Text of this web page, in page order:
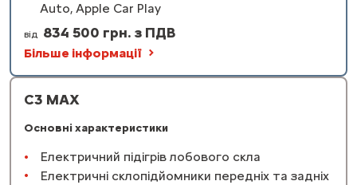
Auto, Apple Car Play
від 834 500 грн. з ПДВ
Більше інформації
C3 MAX
Основні характеристики
Електричний підігрів лобового скла
Електричні склопідйомники передніх та задніх